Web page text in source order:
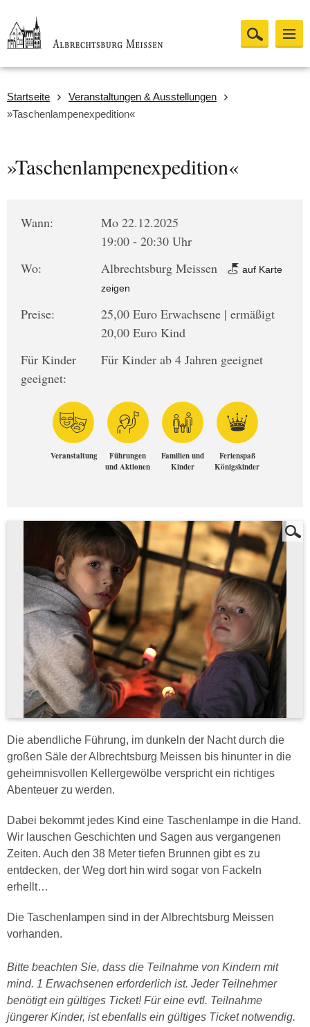
Startseite
Veranstaltungen & Ausstellungen
»Taschenlampenexpedition«
»Taschenlampenexpedition«
Wann:
Mo 22.12.2025
19:00 - 20:30 Uhr
Wo:
Albrechtsburg Meissen
auf Karte
zeigen
Preise:
25,00 Euro Erwachsene | ermäßigt
20,00 Euro Kind
Für Kinder
geeignet:
Für Kinder ab 4 Jahren geeignet
Veranstaltung
Führungen
und Aktionen
Familien und
Kinder
Ferienspaß
Königskinder
Die abendliche Führung, im dunkeln der Nacht durch die
großen Säle der Albrechtsburg Meissen bis hinunter in die
geheimnisvollen Kellergewölbe verspricht ein richtiges
Abenteuer zu werden.
Dabei bekommt jedes Kind eine Taschenlampe in die Hand.
Wir lauschen Geschichten und Sagen aus vergangenen
Zeiten. Auch den 38 Meter tiefen Brunnen gibt es zu
entdecken, der Weg dort hin wird sogar von Fackeln
erhellt…
Die Taschenlampen sind in der Albrechtsburg Meissen
vorhanden.
Bitte beachten Sie, dass die Teilnahme von Kindern mit
mind. 1 Erwachsenen erforderlich ist. Jeder Teilnehmer
benötigt ein gültiges Ticket! Für eine evtl. Teilnahme
jüngerer Kinder, ist ebenfalls ein gültiges Ticket notwendig.